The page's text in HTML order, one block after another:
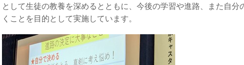
として生徒の教養を深めるとともに、今後の学習や進路、また自分
くことを目的として実施しています。